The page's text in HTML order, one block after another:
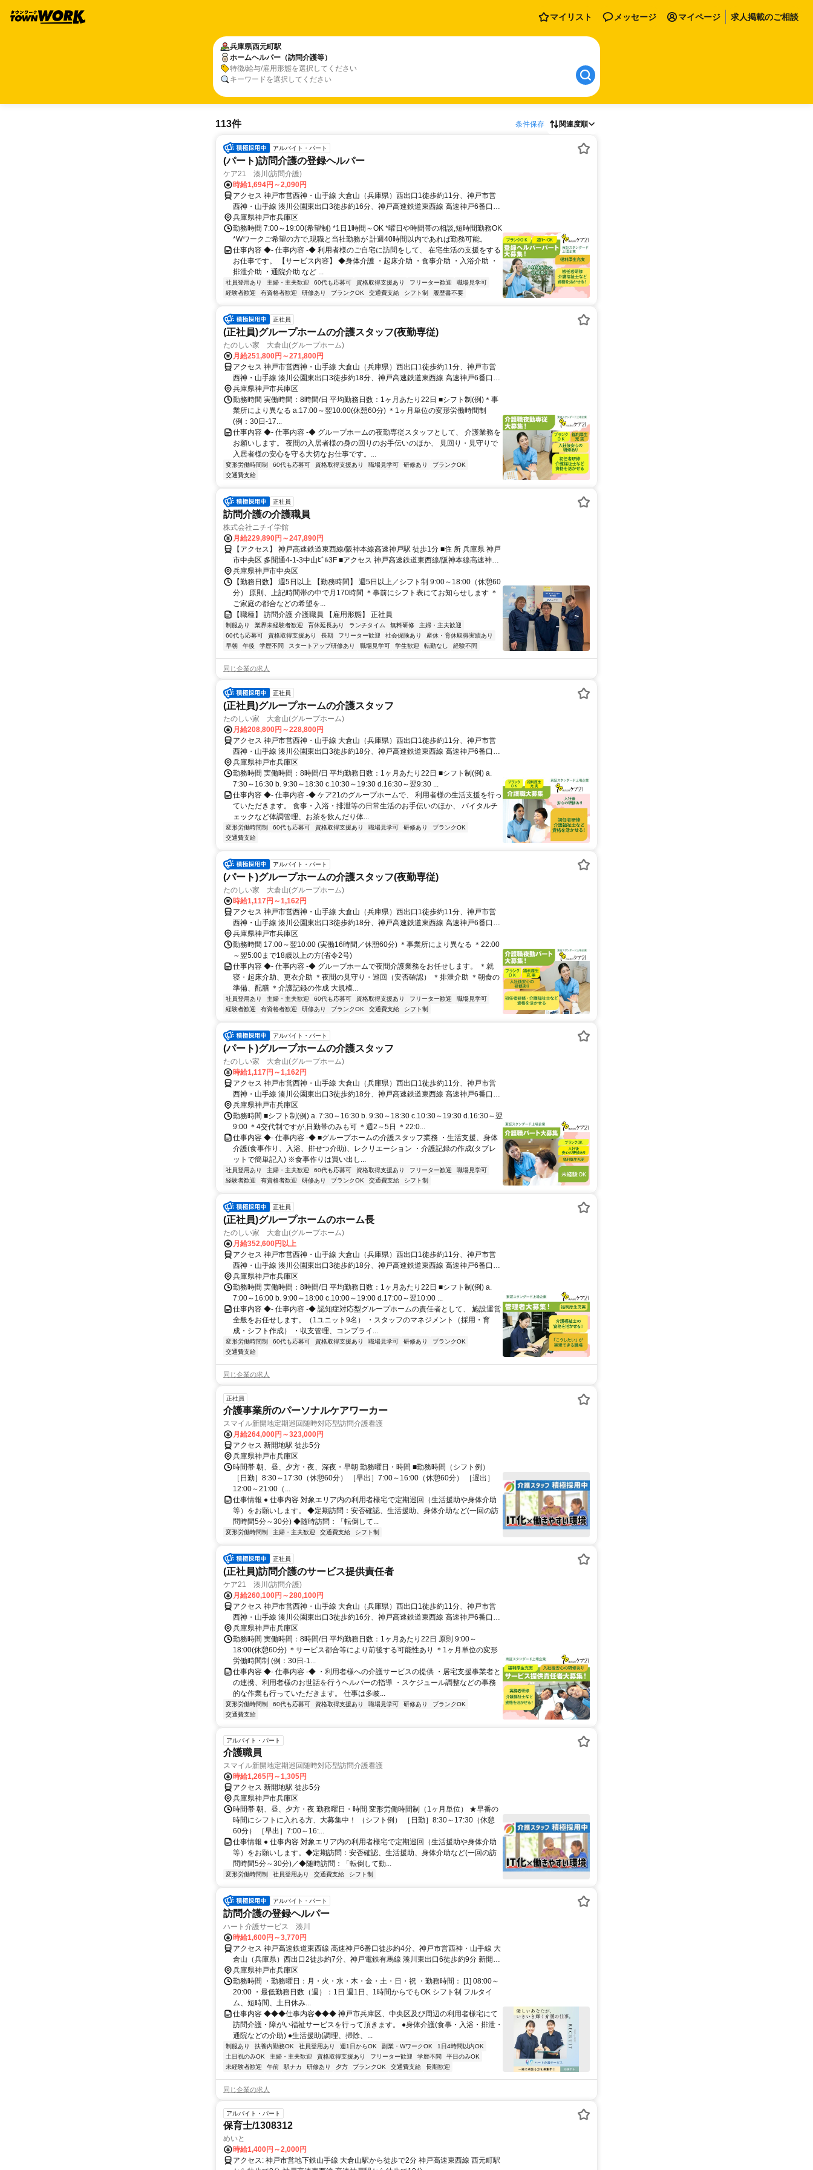
マイリスト メッセージ マイページ 求人掲載のご相談
兵庫県西元町駅
ホームヘルパー（訪問介護等）
特徴/給与/雇用形態を選択してください
キーワードを選択してください
113件 条件保存 関連度順
アルバイト・パート
(パート)訪問介護の登録ヘルパー
ケア21 湊川(訪問介護)
時給1,694円～2,090円
アクセス 神戸市営西神・山手線 大倉山（兵庫県）西出口1徒歩約11分、神戸市営
西神・山手線 湊川公園東出口3徒歩約16分、神戸高速鉄道東西線 高速神戸6番口徒
歩約16分 地下鉄西神・山手線「大倉山」駅から徒歩約11分
兵庫県神戸市兵庫区
勤務時間 7:00～19:00(希望制) *1日1時間～OK *曜日や時間帯の相談,短時間勤務OK
*Wワークご希望の方で,現職と当社勤務が 計週40時間以内であれば勤務可能。
仕事内容 ◆- 仕事内容 -◆ 利用者様のご自宅に訪問をして、 在宅生活の支援をする
お仕事です。 【サービス内容】 ◆身体介護 ・起床介助 ・食事介助 ・入浴介助 ・
排泄介助 ・通院介助 など ...
社員登用あり 主婦・主夫歓迎 60代も応募可 資格取得支援あり フリーター歓迎
職場見学可
経験者歓迎
有資格者歓迎 研修あり ブランクOK 交通費支給 シフト制 履歴書不要
正社員
(正社員)グループホームの介護スタッフ(夜勤専従)
たのしい家 大倉山(グループホーム)
月給251,800円～271,800円
アクセス 神戸市営西神・山手線 大倉山（兵庫県）西出口1徒歩約11分、神戸市営
西神・山手線 湊川公園東出口3徒歩約18分、神戸高速鉄道東西線 高速神戸6番口徒
歩約18分 各線「大倉山」駅から徒歩約11分
兵庫県神戸市兵庫区
勤務時間 実働時間：8時間/日 平均勤務日数：1ヶ月あたり22日 ■シフト制(例)＊事
業所により異なる a.17:00～翌10:00(休憩60分) ＊1ヶ月単位の変形労働時間制
(例：30日-17...
仕事内容 ◆- 仕事内容 -◆ グループホームの夜勤専従スタッフとして、 介護業務を
お願いします。 夜間の入居者様の身の回りのお手伝いのほか、 見回り・見守りで
入居者様の安心を守る大切なお仕事です。...
変形労働時間制 60代も応募可 資格取得支援あり 職場見学可 研修あり
ブランクOK
交通費支給
正社員
訪問介護の介護職員
株式会社ニチイ学館
月給229,890円～247,890円
【アクセス】 神戸高速鉄道東西線/阪神本線高速神戸駅 徒歩1分 ■住 所 兵庫県 神戸
市中央区 多聞通4-1-3中山ﾋﾞﾙ3F ■アクセス 神戸高速鉄道東西線/阪神本線高速神戸
駅 徒歩1分
兵庫県神戸市中央区
【勤務日数】 週5日以上 【勤務時間】 週5日以上／シフト制 9:00～18:00（休憩60
分） 原則、上記時間帯の中で月170時間 ＊事前にシフト表にてお知らせします ＊
ご家庭の都合などの希望を...
【職種】 訪問介護 介護職員 【雇用形態】 正社員
制服あり 業界未経験者歓迎 育休延長あり ランチタイム 無料研修
主婦・主夫歓迎
60代も応募可
資格取得支援あり 長期 フリーター歓迎 社会保険あり
産休・育休取得実績あり
早朝
午後 学歴不問 スタートアップ研修あり 職場見学可 学生歓迎 転勤なし 経験不問
同じ企業の求人
正社員
(正社員)グループホームの介護スタッフ
たのしい家 大倉山(グループホーム)
月給208,800円～228,800円
アクセス 神戸市営西神・山手線 大倉山（兵庫県）西出口1徒歩約11分、神戸市営
西神・山手線 湊川公園東出口3徒歩約18分、神戸高速鉄道東西線 高速神戸6番口徒
歩約18分 各線「大倉山」駅から徒歩約11分
兵庫県神戸市兵庫区
勤務時間 実働時間：8時間/日 平均勤務日数：1ヶ月あたり22日 ■シフト制(例) a.
7:30～16:30 b. 9:30～18:30 c.10:30～19:30 d.16:30～翌9:30 ...
仕事内容 ◆- 仕事内容 -◆ ケア21のグループホームで、 利用者様の生活支援を行っ
ていただきます。 食事・入浴・排泄等の日常生活のお手伝いのほか、 バイタルチ
ェックなど体調管理、お茶を飲んだり体...
変形労働時間制 60代も応募可 資格取得支援あり 職場見学可 研修あり
ブランクOK
交通費支給
アルバイト・パート
(パート)グループホームの介護スタッフ(夜勤専従)
たのしい家 大倉山(グループホーム)
時給1,117円～1,162円
アクセス 神戸市営西神・山手線 大倉山（兵庫県）西出口1徒歩約11分、神戸市営
西神・山手線 湊川公園東出口3徒歩約18分、神戸高速鉄道東西線 高速神戸6番口徒
歩約18分 各線「大倉山」駅から徒歩約11分
兵庫県神戸市兵庫区
勤務時間 17:00～翌10:00 (実働16時間／休憩60分) ＊事業所により異なる ＊22:00
～翌5:00まで18歳以上の方(省令2号)
仕事内容 ◆- 仕事内容 -◆ グループホームで夜間介護業務をお任せします。 ＊就
寝・起床介助、更衣介助 ＊夜間の見守り・巡回（安否確認） ＊排泄介助 ＊朝食の
準備、配膳 ＊介護記録の作成 大規模...
社員登用あり 主婦・主夫歓迎 60代も応募可 資格取得支援あり フリーター歓迎
職場見学可
経験者歓迎
有資格者歓迎 研修あり ブランクOK 交通費支給 シフト制
アルバイト・パート
(パート)グループホームの介護スタッフ
たのしい家 大倉山(グループホーム)
時給1,117円～1,162円
アクセス 神戸市営西神・山手線 大倉山（兵庫県）西出口1徒歩約11分、神戸市営
西神・山手線 湊川公園東出口3徒歩約18分、神戸高速鉄道東西線 高速神戸6番口徒
歩約18分 各線「大倉山」駅から徒歩約11分
兵庫県神戸市兵庫区
勤務時間 ■シフト制(例) a. 7:30～16:30 b. 9:30～18:30 c.10:30～19:30 d.16:30～翌
9:00 ＊4交代制ですが,日勤帯のみも可 ＊週2～5日 ＊22:0...
仕事内容 ◆- 仕事内容 -◆ ■グループホームの介護スタッフ業務 ・生活支援、身体
介護(食事作り、入浴、排せつ介助)、レクリエーション ・介護記録の作成(タブレ
ットで簡単記入) ※食事作りは買い出し...
社員登用あり 主婦・主夫歓迎 60代も応募可 資格取得支援あり フリーター歓迎
職場見学可
経験者歓迎
有資格者歓迎 研修あり ブランクOK 交通費支給 シフト制
正社員
(正社員)グループホームのホーム長
たのしい家 大倉山(グループホーム)
月給352,600円以上
アクセス 神戸市営西神・山手線 大倉山（兵庫県）西出口1徒歩約11分、神戸市営
西神・山手線 湊川公園東出口3徒歩約18分、神戸高速鉄道東西線 高速神戸6番口徒
歩約18分 各線「大倉山」駅から徒歩約11分
兵庫県神戸市兵庫区
勤務時間 実働時間：8時間/日 平均勤務日数：1ヶ月あたり22日 ■シフト制(例) a.
7:00～16:00 b. 9:00～18:00 c.10:00～19:00 d.17:00～翌10:00 ...
仕事内容 ◆- 仕事内容 -◆ 認知症対応型グループホームの責任者として、 施設運営
全般をお任せします。（1ユニット9名） ・スタッフのマネジメント（採用・育
成・シフト作成） ・収支管理、コンプライ...
変形労働時間制 60代も応募可 資格取得支援あり 職場見学可 研修あり
ブランクOK
交通費支給
同じ企業の求人
正社員
介護事業所のパーソナルケアワーカー
スマイル新開地定期巡回随時対応型訪問介護看護
月給264,000円～323,000円
アクセス 新開地駅 徒歩5分
兵庫県神戸市兵庫区
時間帯 朝、昼、夕方・夜、深夜・早朝 勤務曜日・時間 ■勤務時間（シフト例）
［日勤］8:30～17:30（休憩60分） ［早出］7:00～16:00（休憩60分） ［遅出］
12:00～21:00（...
仕事情報 ● 仕事内容 対象エリア内の利用者様宅で定期巡回（生活援助や身体介助
等）をお願いします。 ◆定期訪問：安否確認、生活援助、身体介助など(一回の訪
問時間5分～30分) ◆随時訪問：「転倒して...
変形労働時間制 主婦・主夫歓迎 交通費支給 シフト制
正社員
(正社員)訪問介護のサービス提供責任者
ケア21 湊川(訪問介護)
月給260,100円～280,100円
アクセス 神戸市営西神・山手線 大倉山（兵庫県）西出口1徒歩約11分、神戸市営
西神・山手線 湊川公園東出口3徒歩約16分、神戸高速鉄道東西線 高速神戸6番口徒
歩約16分 地下鉄西神・山手線「大倉山」駅から徒歩約11分
兵庫県神戸市兵庫区
勤務時間 実働時間：8時間/日 平均勤務日数：1ヶ月あたり22日 原則 9:00～
18:00(休憩60分) ＊サービス都合等により前後する可能性あり ＊1ヶ月単位の変形
労働時間制 (例：30日-1...
仕事内容 ◆- 仕事内容 -◆ ・利用者様への介護サービスの提供 ・居宅支援事業者と
の連携、利用者様のお世話を行うヘルパーの指導 ・スケジュール調整などの事務
的な作業も行っていただきます。 仕事は多岐...
変形労働時間制 60代も応募可 資格取得支援あり 職場見学可 研修あり
ブランクOK
交通費支給
アルバイト・パート
介護職員
スマイル新開地定期巡回随時対応型訪問介護看護
時給1,265円～1,305円
アクセス 新開地駅 徒歩5分
兵庫県神戸市兵庫区
時間帯 朝、昼、夕方・夜 勤務曜日・時間 変形労働時間制（1ヶ月単位） ★早番の
時間にシフトに入れる方、大募集中！ （シフト例） ［日勤］8:30～17:30（休憩
60分） ［早出］7:00～16:...
仕事情報 ● 仕事内容 対象エリア内の利用者様宅で定期巡回（生活援助や身体介助
等）をお願いします。◆定期訪問：安否確認、生活援助、身体介助など(一回の訪
問時間5分～30分)／◆随時訪問：「転倒して動...
変形労働時間制 社員登用あり 交通費支給 シフト制
アルバイト・パート
訪問介護の登録ヘルパー
ハート介護サービス 湊川
時給1,600円～3,770円
アクセス 神戸高速鉄道東西線 高速神戸6番口徒歩約4分、神戸市営西神・山手線 大
倉山（兵庫県）西出口2徒歩約7分、神戸電鉄有馬線 湊川東出口6徒歩約9分 新開地
駅やJR神戸駅からも徒歩圏内です。ライフ神戸駅店から北西に徒歩5分くらいで
す。
兵庫県神戸市兵庫区
勤務時間 ・勤務曜日：月・火・水・木・金・土・日・祝 ・勤務時間： [1] 08:00～
20:00 ・最低勤務日数（週）：1日 週1日、1時間からでもOK シフト制 フルタイ
ム、短時間、土日休み...
仕事内容 ◆◆◆仕事内容◆◆◆ 神戸市兵庫区、中央区及び周辺の利用者様宅にて
訪問介護・障がい福祉サービスを行って頂きます。 ●身体介護(食事・入浴・排泄・
通院などの介助) ●生活援助(調理、掃除、...
制服あり 扶養内勤務OK 社員登用あり 週1日からOK 副業・WワークOK
1日4時間以内OK
土日祝のみOK
主婦・主夫歓迎 資格取得支援あり フリーター歓迎 学歴不問
平日のみOK
未経験者歓迎
午前 駅ナカ 研修あり 夕方 ブランクOK 交通費支給 長期歓迎
同じ企業の求人
アルバイト・パート
保育士/1308312
めいと
時給1,400円～2,000円
アクセス: 神戸市営地下鉄山手線 大倉山駅から徒歩で2分 神戸高速東西線 西元町駅